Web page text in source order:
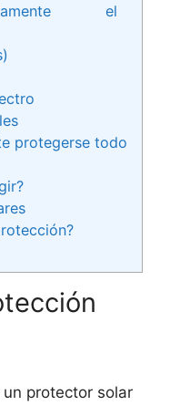
el
protegerse todo
protector solar